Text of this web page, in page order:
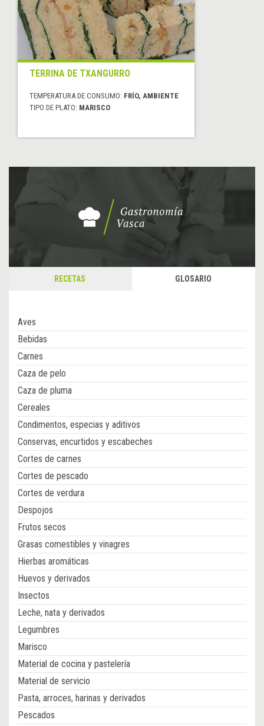
TERRINA DE TXANGURRO
TEMPERATURA DE CONSUMO: FRÍO, AMBIENTE
TIPO DE PLATO: MARISCO
RECETAS GLOSARIO
Aves
Bebidas
Carnes
Caza de pelo
Caza de pluma
Cereales
Condimentos, especias y aditivos
Conservas, encurtidos y escabeches
Cortes de carnes
Cortes de pescado
Cortes de verdura
Despojos
Frutos secos
Grasas comestibles y vinagres
Hierbas aromáticas
Huevos y derivados
Insectos
Leche, nata y derivados
Legumbres
Marisco
Material de cocina y pastelería
Material de servicio
Pasta, arroces, harinas y derivados
Pescados